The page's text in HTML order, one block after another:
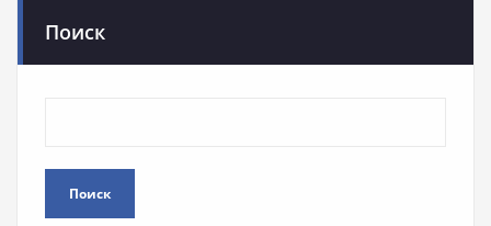
Поиск
Поиск